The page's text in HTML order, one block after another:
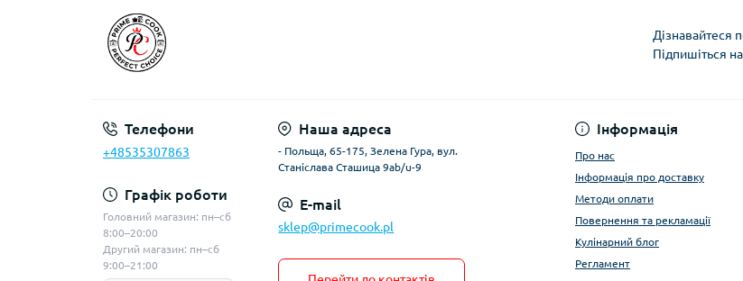
Дізнавайтеся
Підпишіться
Телефони
+48535307863
Графік роботи
Головний магазин: пн–сб
8:00–20:00
Другий магазин: пн–сб
9:00–21:00
Наша адреса
- Польща, 65-175, Зелена Гура, вул.
Станіслава Сташица 9ab/u-9
E-mail
sklep@primecook.pl
Інформація
Про нас
Інформація про доставку
Методи оплати
Повернення та рекламації
Кулінарний блог
Регламент